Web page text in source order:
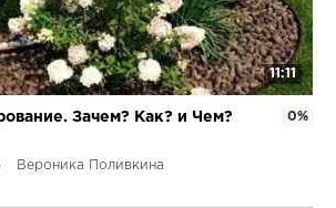
11:11
Зачем? Как? и Чем?
Вероника Поливкина
0%